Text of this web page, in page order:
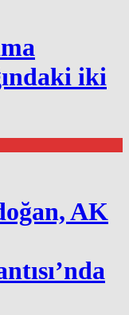
iki
AK